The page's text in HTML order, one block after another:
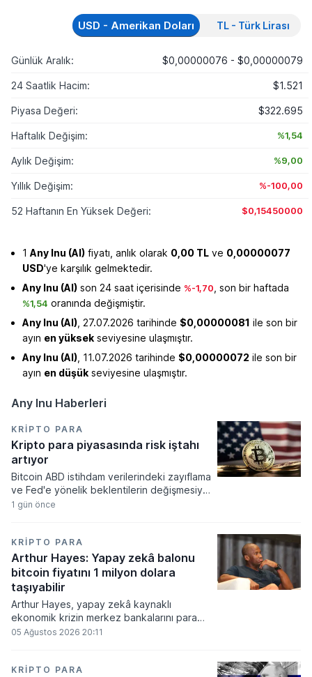
USD - Amerikan Doları TL - Türk Lirası
Günlük Aralık: $0,00000076 - $0,00000079
24 Saatlik Hacim: $1.521
Piyasa Değeri: $322.695
Haftalık Değişim: %1,54
Aylık Değişim: %9,00
Yıllık Değişim: %-100,00
52 Haftanın En Yüksek Değeri: $0,15450000
1 Any Inu (AI) fiyatı, anlık olarak 0,00 TL ve 0,00000077
USD'ye karşılık gelmektedir.
Any Inu (AI) son 24 saat içerisinde %-1,70 , son bir haftada
%1,54 oranında değişmiştir.
Any Inu (AI) , 27.07.2026 tarihinde $0,00000081 ile son bir
ayın en yüksek seviyesine ulaşmıştır.
Any Inu (AI) , 11.07.2026 tarihinde $0,00000072 ile son bir
ayın en düşük seviyesine ulaşmıştır.
Any Inu Haberleri
KRIPTO PARA
Kripto para piyasasında risk iştahı
artıyor
Bitcoin ABD istihdam verilerindeki zayıflama
ve Fed'e yönelik beklentilerin değişmesiyle
haftayı yükselişle kapattı. Kripto para
açıklanacak enflasyon rakamlarına ve
küresel gelişmelere çevrildi.
1 gün önce
KRIPTO PARA
Arthur Hayes: Yapay zekâ balonu
bitcoin fiyatını 1 milyon dolara
taşıyabilir
Arthur Hayes, yapay zekâ kaynaklı
ekonomik krizin merkez bankalarını para
basmaya zorlayacağını ve bu durumun
kayıplarının tetikleyeceği kredi krizinin
05 Ağustos 2026 20:11
KRIPTO PARA